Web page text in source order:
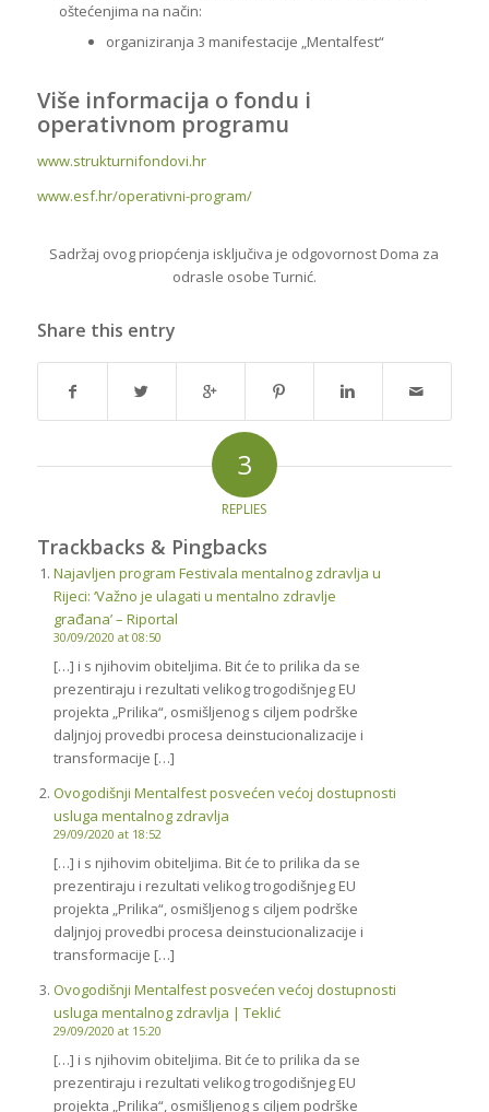
oštećenjima na način:
organiziranja 3 manifestacije „Mentalfest“
Više informacija o fondu i
operativnom programu
www.strukturnifondovi.hr
www.esf.hr/operativni-program/
Sadržaj ovog priopćenja isključiva je odgovornost Doma za
odrasle osobe Turnić.
Share this entry
3
REPLIES
Trackbacks & Pingbacks
Najavljen program Festivala mentalnog zdravlja u
Rijeci: ‘Važno je ulagati u mentalno zdravlje
građana’ – Riportal
30/09/2020 at 08:50
[…] i s njihovim obiteljima. Bit će to prilika da se
prezentiraju i rezultati velikog trogodišnjeg EU
projekta „Prilika“, osmišljenog s ciljem podrške
daljnjoj provedbi procesa deinstucionalizacije i
transformacije […]
Ovogodišnji Mentalfest posvećen većoj dostupnosti
usluga mentalnog zdravlja
29/09/2020 at 18:52
[…] i s njihovim obiteljima. Bit će to prilika da se
prezentiraju i rezultati velikog trogodišnjeg EU
projekta „Prilika“, osmišljenog s ciljem podrške
daljnjoj provedbi procesa deinstucionalizacije i
transformacije […]
Ovogodišnji Mentalfest posvećen većoj dostupnosti
usluga mentalnog zdravlja | Teklić
29/09/2020 at 15:20
[…] i s njihovim obiteljima. Bit će to prilika da se
prezentiraju i rezultati velikog trogodišnjeg EU
projekta „Prilika“, osmišljenog s ciljem podrške